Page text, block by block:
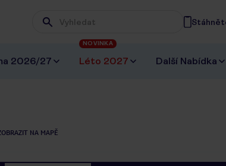
Wpisz frazę, której szukasz
2026/27 Léto 2027
NOVINKA
Další Nabídka
NA MAPĚ